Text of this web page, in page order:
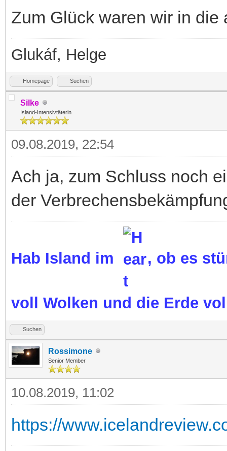
Zum Glück waren wir in
Glukáf, Helge
Homepage Suchen
Silke
Island-Intensivtäterin
09.08.2019, 22:54
Ach ja, zum Schluss noch
der
Hab Island im , ob es
voll Wolken und die Erde
Suchen
Rossimone
Senior Member
10.08.2019, 11:02
https://